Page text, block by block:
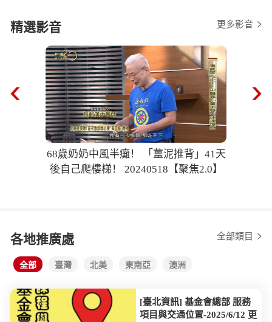
精選影音 更多影音
68歲奶奶中風半癱！ 「薑泥推背」41天
後自己爬樓梯！ 20240518【聚焦2.0】
各地推廣處 全部類目
全部 臺灣 北美 東南亞 澳洲
[臺北資訊] 基金會總部 服務
項目與交通位置-2025/6/12 更